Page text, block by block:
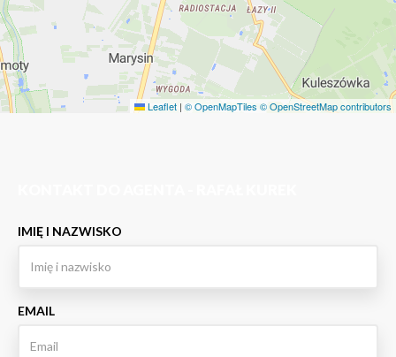
Leaflet | © OpenMapTiles © OpenStreetMap contributors
IMIĘ I NAZWISKO
EMAIL